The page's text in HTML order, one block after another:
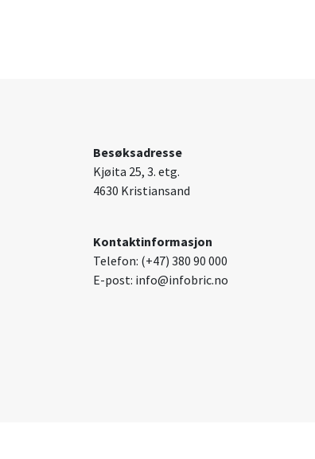
Besøksadresse
Kjøita 25, 3. etg.
4630 Kristiansand
Kontaktinformasjon
Telefon: (+47) 380 90 000
E-post: info@infobric.no